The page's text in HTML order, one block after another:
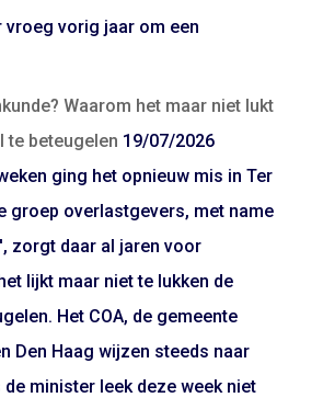
vroeg vorig jaar om een
Waarom het maar niet lukt
te beteugelen 19/07/2026
ging het opnieuw mis in Ter
groep overlastgevers, met name
zorgt daar al jaren voor
lijkt maar niet te lukken de
Het COA, de gemeente
Den Haag wijzen steeds naar
minister leek deze week niet